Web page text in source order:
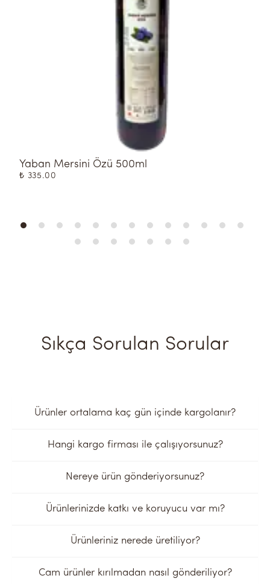
Yaban Mersini Özü 500ml
₺ 335.00
Sıkça Sorulan Sorular
Ürünler ortalama kaç gün içinde kargolanır?
Hangi kargo firması ile çalışıyorsunuz?
Nereye ürün gönderiyorsunuz?
Ürünlerinizde katkı ve koruyucu var mı?
Ürünleriniz nerede üretiliyor?
Cam ürünler kırılmadan nasıl gönderiliyor?